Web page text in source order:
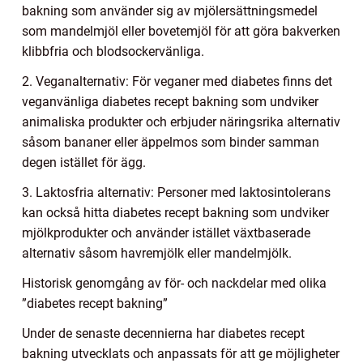
bakning som använder sig av mjölersättningsmedel
som mandelmjöl eller bovetemjöl för att göra bakverken
klibbfria och blodsockervänliga.
2. Veganalternativ: För veganer med diabetes finns det
veganvänliga diabetes recept bakning som undviker
animaliska produkter och erbjuder näringsrika alternativ
såsom bananer eller äppelmos som binder samman
degen istället för ägg.
3. Laktosfria alternativ: Personer med laktosintolerans
kan också hitta diabetes recept bakning som undviker
mjölkprodukter och använder istället växtbaserade
alternativ såsom havremjölk eller mandelmjölk.
Historisk genomgång av för- och nackdelar med olika
”diabetes recept bakning”
Under de senaste decennierna har diabetes recept
bakning utvecklats och anpassats för att ge möjligheter